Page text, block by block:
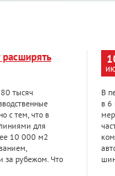
тысяч
с тем, что в
для
10 000 м2
за рубежом. Что
В
в 6